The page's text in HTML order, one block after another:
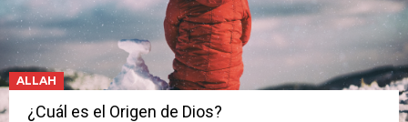
ALLAH
¿Cuál es el Origen de Dios?